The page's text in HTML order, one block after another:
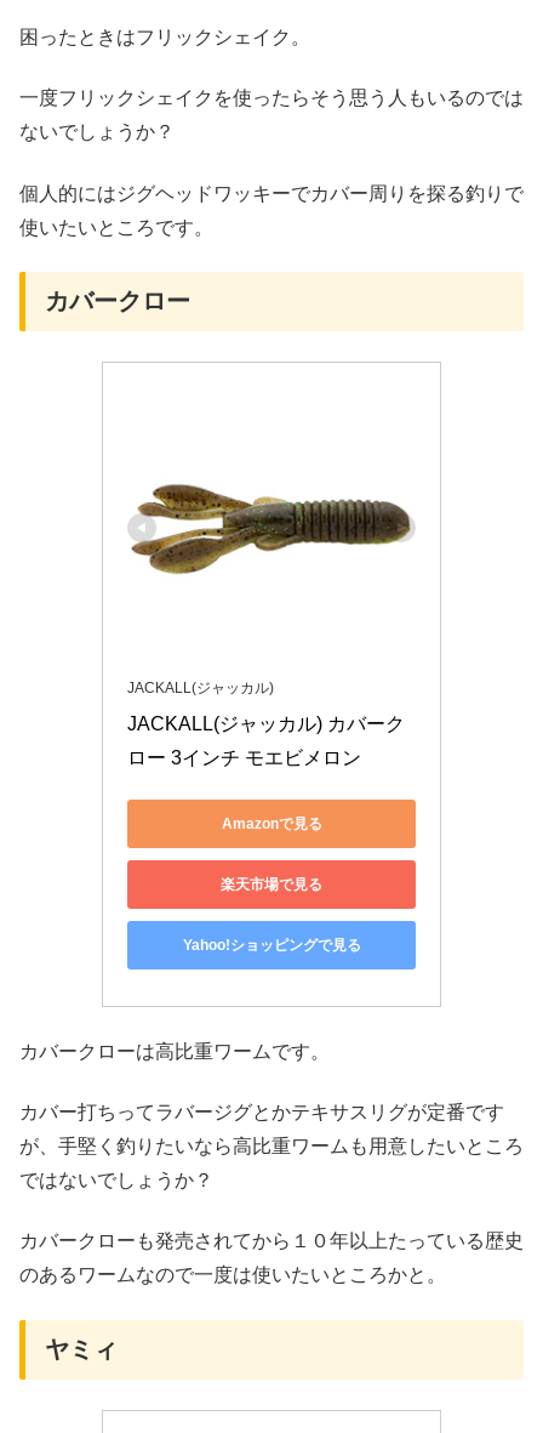
困ったときはフリックシェイク。
一度フリックシェイクを使ったらそう思う人もいるのでは
ないでしょうか？
個人的にはジグヘッドワッキーでカバー周りを探る釣りで
使いたいところです。
カバークロー
JACKALL(ジャッカル)
JACKALL(ジャッカル) カバーク
ロー 3インチ モエビメロン
Amazonで見る
楽天市場で見る
Yahoo!ショッピングで見る
カバークローは高比重ワームです。
カバー打ちってラバージグとかテキサスリグが定番です
が、手堅く釣りたいなら高比重ワームも用意したいところ
ではないでしょうか？
カバークローも発売されてから１０年以上たっている歴史
のあるワームなので一度は使いたいところかと。
ヤミィ